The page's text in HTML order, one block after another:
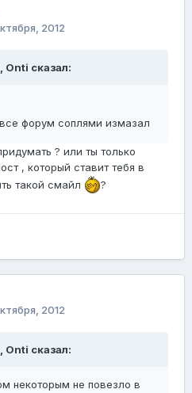
2012
Onti сказал:
форум соплями измазал
? или ты только
, который ставит тебя в
такой смайл
?
2012
Onti сказал:
некоторым не повезло в